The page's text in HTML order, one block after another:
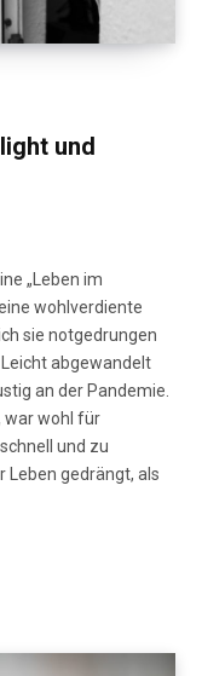
und
„Leben im
wohlverdiente
sie notgedrungen
abgewandelt
an der Pandemie.
war wohl für
und zu
Leben gedrängt, als